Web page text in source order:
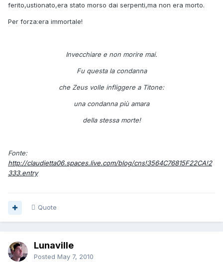
ferito,ustionato,era stato morso dai serpenti,ma non era morto.
Per forza:era immortale!
Invecchiare e non morire mai.
Fu questa la condanna
che Zeus volle infliggere a Titone:
una condanna più amara
della stessa morte!
Fonte:
http://claudietta06.spaces.live.com/blog/cns!3564C76815F22CA!2
333.entry
Quote
Lunaville
Posted May 7, 2010